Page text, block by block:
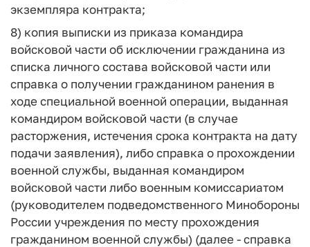
экземпляра контракта;
8) копия выписки из приказа командира
войсковой части об исключении гражданина из
списка личного состава войсковой части или
справка о получении гражданином ранения в
ходе специальной военной операции, выданная
командиром войсковой части (в случае
расторжения, истечения срока контракта на дату
подачи заявления), либо справка о прохождении
военной службы, выданная командиром
войсковой части либо военным комиссариатом
(руководителем подведомственного Минобороны
России учреждения по месту прохождения
гражданином военной службы) (далее - справка